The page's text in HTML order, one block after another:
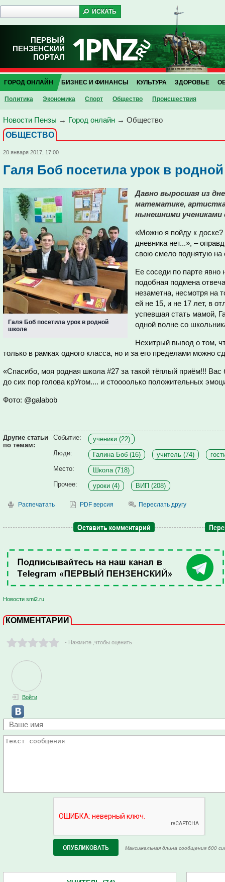
ПЕРВЫЙ
ПЕНЗЕНСКИЙ
ПОРТАЛ
ГОРОД ОНЛАЙН
Политика Экономика Спорт Общество Проиcшествия
БИЗНЕС И ФИНАНСЫ КУЛЬТУРА ЗДОРОВЬЕ
Новости Пензы → Город онлайн → Общество
ОБЩЕСТВО
20 января 2017, 17:00
Галя Боб посетила урок в
Галя Боб посетила урок в родной
школе
Давно выросшая из
математике, артистка
нынешними учениками
«Можно я пойду к
дневника нет...», –
свою смело поднятую на
Ее соседи по парте явно
подобная подмена
незаметна, несмотря на
ей не 15, и не 17 лет, в
успевшая стать мамой,
одной волне со
Нехитрый вывод о том,
только в рамках одного класса, но и за его пределами можно
«Спасибо, моя родная школа #27 за такой тёплый приём!!! Вас
до сих пор голова крУгом.... и стоооолько положительных
Фото: @galabob
Другие статьи
по темам:
Событие:
ученики (22)
Люди:
Галина Боб (16) учитель (74)
Место:
Школа (718)
Прочее:
уроки (4) ВИП (208)
Распечатать PDF версия Переслать другу
Оставить комментарий
Новости smi2.ru
КОММЕНТАРИИ
- Нажмите ,чтобы оценить
Войти
Максимальная длина сообщения 600